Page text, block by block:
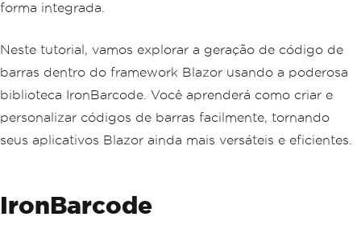
forma integrada.
Neste tutorial, vamos explorar a geração de código de
barras dentro do framework Blazor usando a poderosa
biblioteca IronBarcode. Você aprenderá como criar e
personalizar códigos de barras facilmente, tornando
seus aplicativos Blazor ainda mais versáteis e eficientes.
IronBarcode